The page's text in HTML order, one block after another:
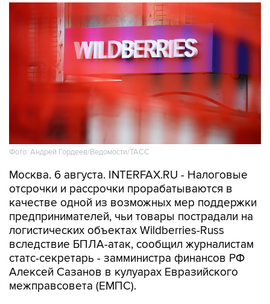
Фото: Андрей Гордеев/Ведомости/ТАСС
Москва. 6 августа. INTERFAX.RU - Налоговые
отсрочки и рассрочки прорабатываются в
качестве одной из возможных мер поддержки
предпринимателей, чьи товары пострадали на
логистических объектах Wildberries-Russ
вследствие БПЛА-атак, сообщил журналистам
статс-секретарь - замминистра финансов РФ
Алексей Сазанов в кулуарах Евразийского
межправсовета (ЕМПС).